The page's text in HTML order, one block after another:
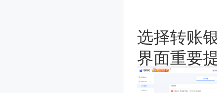
选择转账
界面重要